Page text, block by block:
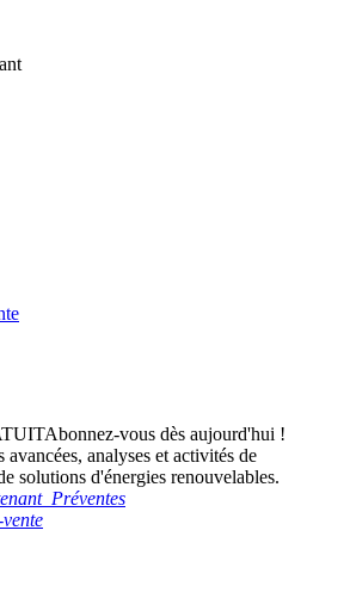
Abonnez-vous dès aujourd'hui !
analyses et activités de
solutions d'énergies renouvelables.
Préventes